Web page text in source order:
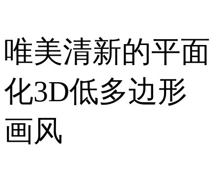
唯美清新的平面
化3D低多边形
画风